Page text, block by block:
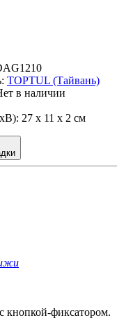
TOPTUL (Тайвань)
в наличии
27 x 11 x 2 см
кнопкой-фиксатором.